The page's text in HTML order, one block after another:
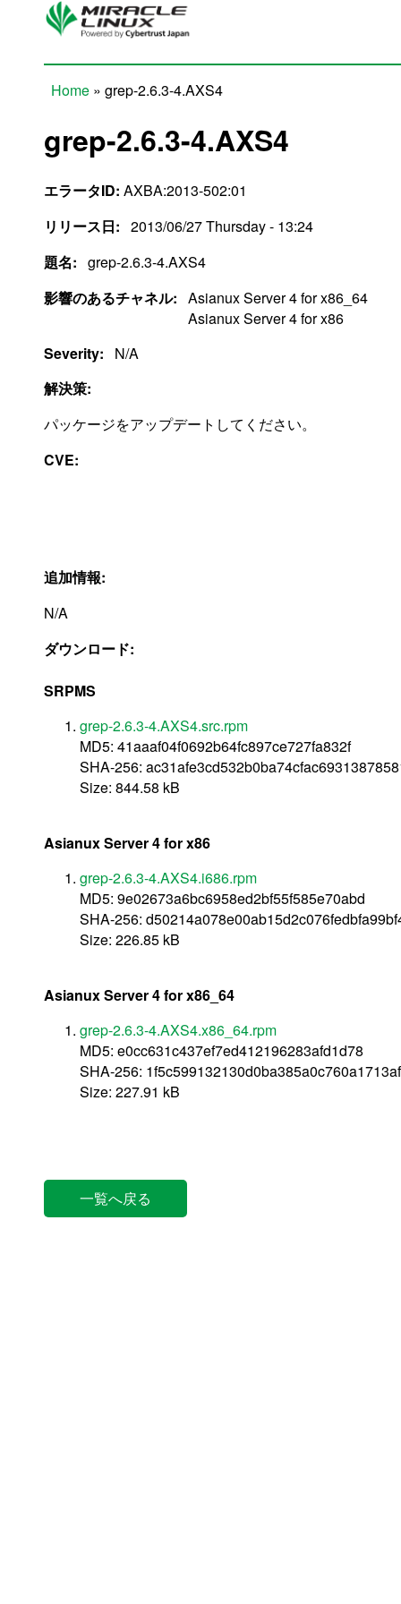
Skip to main content
Home » grep-2.6.3-4.AXS4
grep-2.6.3-4.AXS4
エラータID: AXBA:2013-502:01
リリース日: 2013/06/27 Thursday - 13:24
題名: grep-2.6.3-4.AXS4
影響のあるチャネル: Asianux Server 4 for x86_64
Asianux Server 4 for x86
Severity:
N/A
解決策:
パッケージをアップデートしてください。
CVE:
追加情報:
N/A
ダウンロード:
SRPMS
grep-2.6.3-4.AXS4.src.rpm
MD5: 41aaaf04f0692b64fc897ce727fa832f
SHA-256:
Size: 844.58 kB
Asianux Server 4 for x86
grep-2.6.3-4.AXS4.i686.rpm
MD5: 9e02673a6bc6958ed2bf55f585e70abd
SHA-256:
Size: 226.85 kB
Asianux Server 4 for x86_64
grep-2.6.3-4.AXS4.x86_64.rpm
MD5: e0cc631c437ef7ed412196283afd1d78
SHA-256:
Size: 227.91 kB
一覧へ戻る